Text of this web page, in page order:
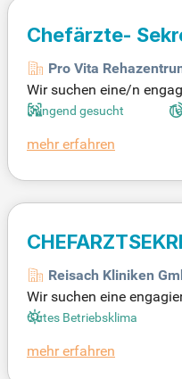
Chefärzte-
Pro Vita
Wir suchen eine/n
nsklinik. Ihre Aufgaben
r medizinischen
rbildungsmöglichkeiten.
Dringend gesucht
mehr erfahren
Reisach Kliniken
Wir suchen eine
Zu Ihren Aufgaben
n sich durch
Gutes Betriebsklima
mehr erfahren